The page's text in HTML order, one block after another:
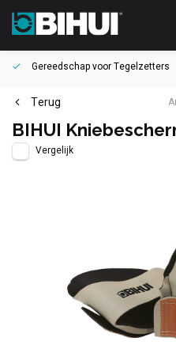
Gereedschap voorTegelzetters
Terug
BIHUI
Vergelijk